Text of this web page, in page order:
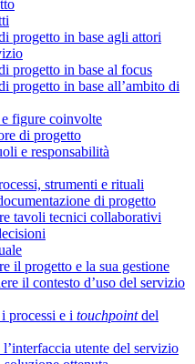
progetto in base agli attori
progetto in base al focus
progetto in base all’ambito di
figure coinvolte
di progetto
e responsabilità
strumenti e rituali
di progetto
tavoli tecnici collaborativi
il progetto e la sua gestione
il contesto d’uso del servizio
processi e i touchpointdel
utente del servizio